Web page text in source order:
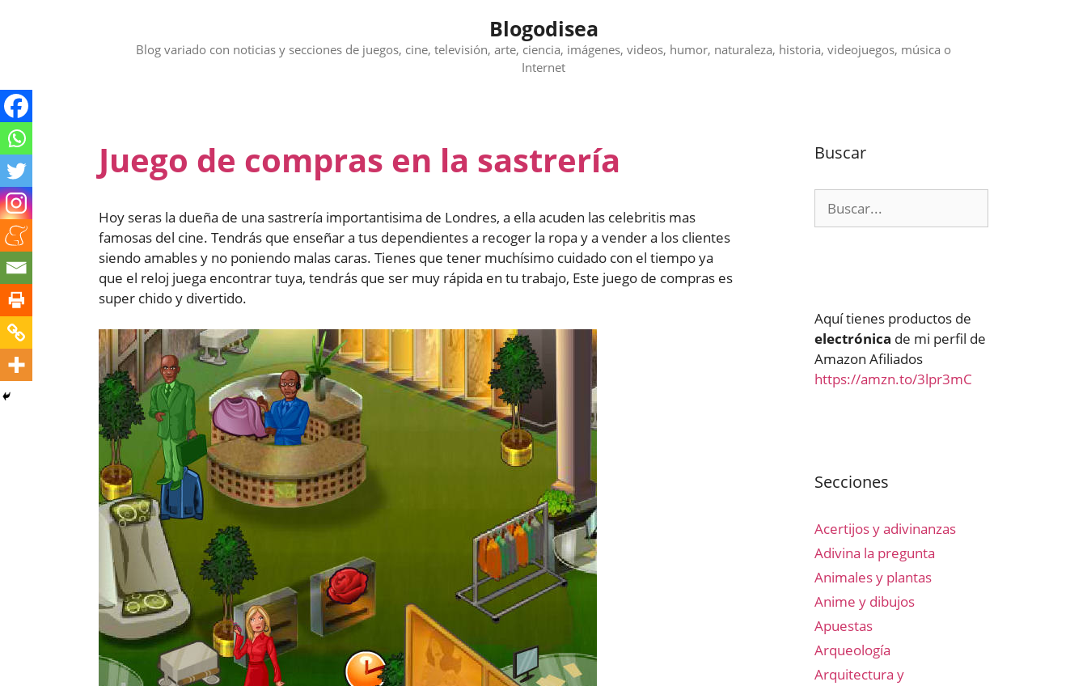
Blogodisea
Blog variado con noticias y secciones de juegos, cine, televisión, arte, ciencia, imágenes, videos, humor, naturaleza, historia, videojuegos, música o
Internet
Juego de compras en la sastrería
Hoy seras la dueña de una sastrería importantisima de Londres, a ella acuden las celebritis mas
famosas del cine. Tendrás que enseñar a tus dependientes a recoger la ropa y a vender a los clientes
siendo amables y no poniendo malas caras. Tienes que tener muchísimo cuidado con el tiempo ya
que el reloj juega encontrar tuya, tendrás que ser muy rápida en tu trabajo, Este juego de compras es
super chido y divertido.
Buscar
Aquí tienes productos de
electrónica de mi perfil de
Amazon Afiliados
https://amzn.to/3lpr3mC
Secciones
Acertijos y adivinanzas
Adivina la pregunta
Animales y plantas
Anime y dibujos
Apuestas
Arqueología
Arquitectura y